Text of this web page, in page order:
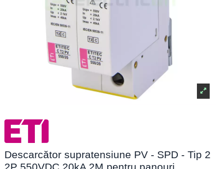
Descarcător supratensiune PV - SPD - Tip 2